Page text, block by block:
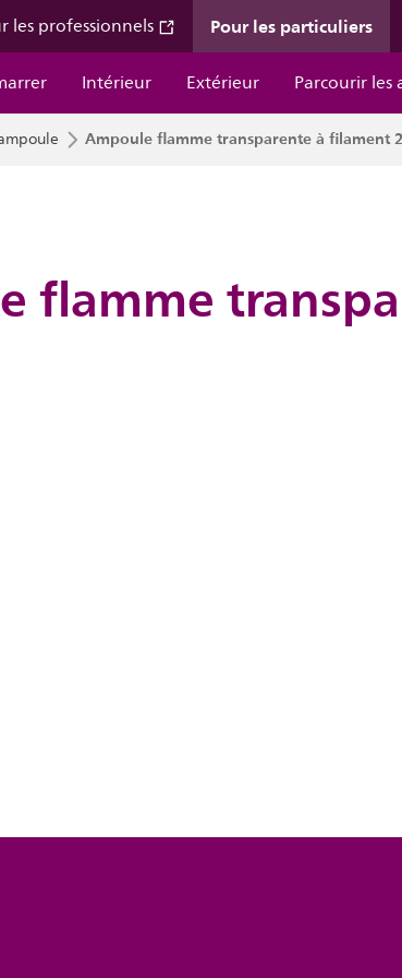
les professionnels Pour les particuliers
Intérieur Extérieur Parcourir les
Ampoule flamme transparente à filament
flamme